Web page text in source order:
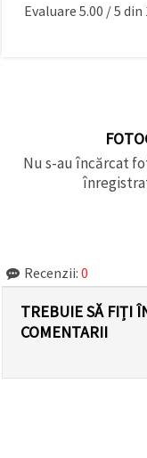
Evaluare 5.00 /5 din
Nu s-au încărcat
Recenzii: 0
TREBUIE SĂ FIȚI
COMENTARII